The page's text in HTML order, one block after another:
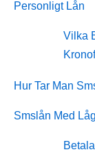
Personligt Lån
Vilka
Hur Tar Man
Smslån Med